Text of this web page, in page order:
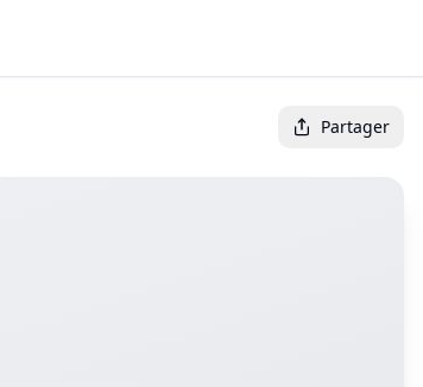
Partager